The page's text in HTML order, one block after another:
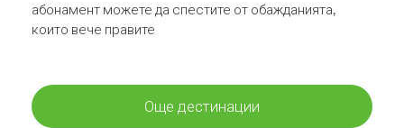
абонамент можете да спестите от обажданията,
които вече правите
Още дестинации